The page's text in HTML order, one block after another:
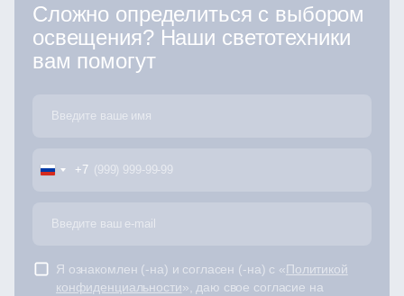
Сложно определиться с выбором
освещения? Наши светотехники
вам помогут
+7
Я ознакомлен (-на) и согласен (-на) с «Политикой
конфиденциальности», даю свое согласие на